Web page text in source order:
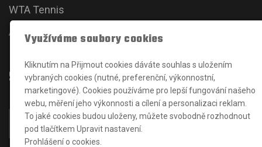
WTA Tennis
ATP Tour
Sociální sítě
Využíváme soubory cookies
Kliknutím na Přijmout cookies dáváte souhlas s uložením
vybraných cookies (nutné, preferenční, výkonnostní,
marketingové). Cookies používáme pro lepší fungování našeho
webu, měření jeho výkonnosti a cílení a personalizaci reklam.
To jaké cookies budou uloženy, můžete svobodně rozhodnout
pod tlačítkem Upravit nastavení.
Prohlášení o cookies.